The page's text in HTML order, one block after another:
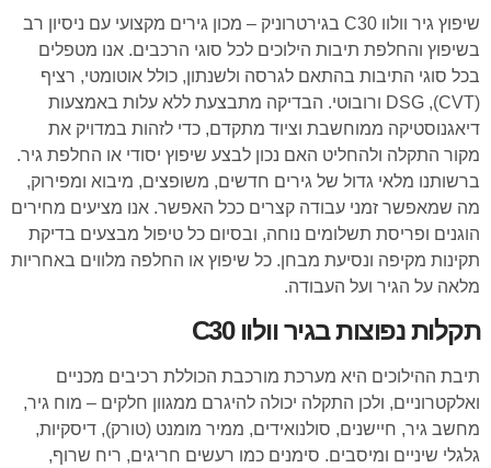
שיפוץ גיר וולוו C30 בגירטרוניק – מכון גירים מקצועי עם ניסיון רב
בשיפוץ והחלפת תיבות הילוכים לכל סוגי הרכבים. אנו מטפלים
בכל סוגי התיבות בהתאם לגרסה ולשנתון, כולל אוטומטי, רציף
(CVT), DSG ורובוטי. הבדיקה מתבצעת ללא עלות באמצעות
דיאגנוסטיקה ממוחשבת וציוד מתקדם, כדי לזהות במדויק את
מקור התקלה ולהחליט האם נכון לבצע שיפוץ יסודי או החלפת גיר.
ברשותנו מלאי גדול של גירים חדשים, משופצים, מיבוא ומפירוק,
מה שמאפשר זמני עבודה קצרים ככל האפשר. אנו מציעים מחירים
הוגנים ופריסת תשלומים נוחה, ובסיום כל טיפול מבצעים בדיקת
תקינות מקיפה ונסיעת מבחן. כל שיפוץ או החלפה מלווים באחריות
מלאה על הגיר ועל העבודה.
תקלות נפוצות בגיר וולוו C30
תיבת ההילוכים היא מערכת מורכבת הכוללת רכיבים מכניים
ואלקטרוניים, ולכן התקלה יכולה להיגרם ממגוון חלקים – מוח גיר,
מחשב גיר, חיישנים, סולנואידים, ממיר מומנט (טורק), דיסקיות,
גלגלי שיניים ומיסבים. סימנים כמו רעשים חריגים, ריח שרוף,